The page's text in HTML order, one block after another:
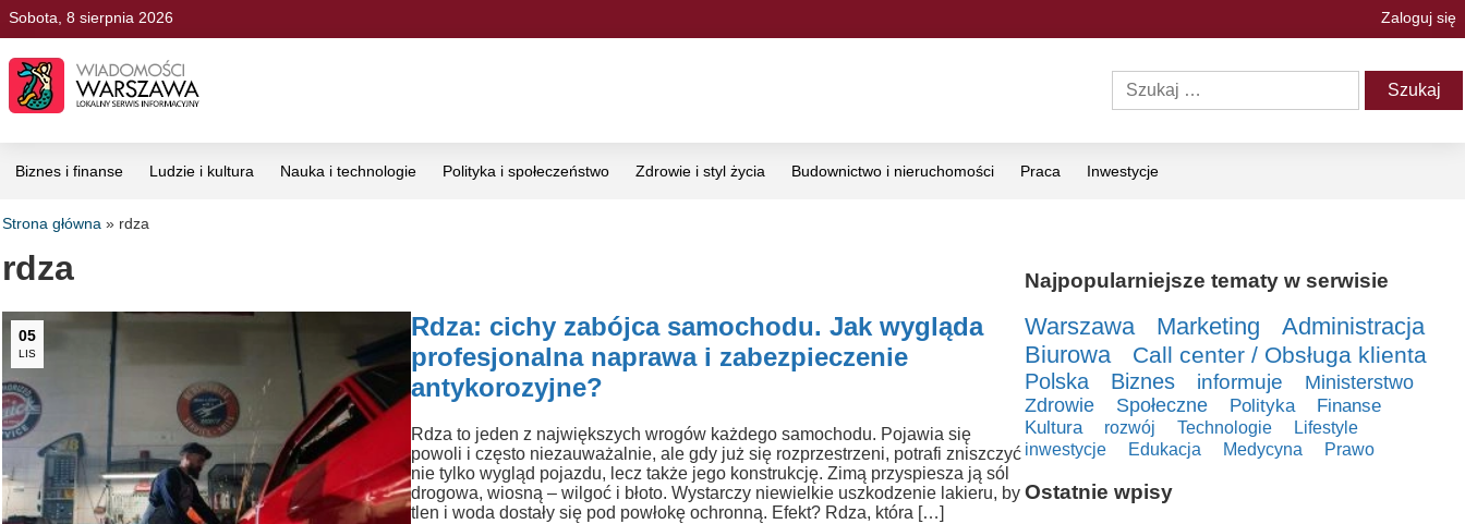
Sobota, 8 sierpnia 2026 Zaloguj się
Biznes i finanse Ludzie i kultura Nauka i technologie Polityka i społeczeństwo Zdrowie i styl życia Budownictwo i nieruchomości Praca Inwestycje
Strona główna » rdza
rdza
05
LIS
Rdza: cichy zabójca samochodu. Jak wygląda
profesjonalna naprawa i zabezpieczenie
antykorozyjne?
Rdza to jeden z największych wrogów każdego samochodu. Pojawia się
powoli i często niezauważalnie, ale gdy już się rozprzestrzeni, potrafi zniszczyć
nie tylko wygląd pojazdu, lecz także jego konstrukcję. Zimą przyspiesza ją sól
drogowa, wiosną – wilgoć i błoto. Wystarczy niewielkie uszkodzenie lakieru, by
tlen i woda dostały się pod powłokę ochronną. Efekt? Rdza, która […]
Najpopularniejsze tematy w serwisie
Warszawa Marketing
Administracja
Biurowa
Call center / Obsługa klienta
Polska Biznes informuje Ministerstwo
Zdrowie Społeczne Polityka
Finanse
Kultura
rozwój Technologie
Lifestyle
inwestycje
Edukacja Medycyna Prawo
Ostatnie wpisy